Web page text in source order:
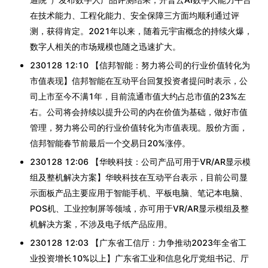
在技术能力、工程化能力、安全保障三方面均顺利通过评
测，获得肯定。2021年以来，随着元宇宙概念的持续火爆，
数字人相关的市场规模也随之迅速扩大。
230128 12:10 【信邦智能：努力将公司的行业价值转化为
市值表现】信邦智能在互动平台回复投资者提问时表示，公
司上市至今不满1年，目前流通市值大约占总市值的23%左
右。公司将会持续以提升公司的内在价值为基础，做好市值
管理，努力将公司的行业价值转化为市值表现。股价方面，
信邦智能春节前最后一个交易日20%涨停。
230128 12:06 【华映科技：公司产品可用于VR/AR显示模
组及整机解决方案】华映科技在互动平台表示，目前公司显
示面板产品主要应用于智能手机、平板电脑、笔记本电脑、
POS机、工业控制屏等领域，亦可用于VR/AR显示模组及整
机解决方案，不涉及电子纸产品应用。
230128 12:03 【广东省工信厅：力争推动2023年全省工
业投资增长10%以上】广东省工业和信息化厅党组书记、厅